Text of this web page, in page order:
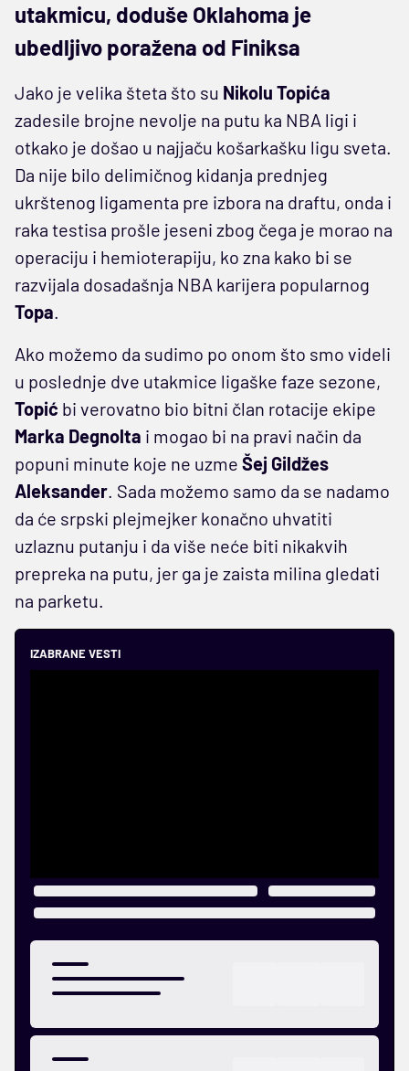
utakmicu, doduše Oklahoma je
ubedljivo poražena od Finiksa
Jako je velika šteta što su Nikolu Topića
zadesile brojne nevolje na putu ka NBA ligi i
otkako je došao u najjaču košarkašku ligu sveta.
Da nije bilo delimičnog kidanja prednjeg
ukrštenog ligamenta pre izbora na draftu, onda i
raka testisa prošle jeseni zbog čega je morao na
operaciju i hemioterapiju, ko zna kako bi se
razvijala dosadašnja NBA karijera popularnog
Topa.
Ako možemo da sudimo po onom što smo videli
u poslednje dve utakmice ligaške faze sezone,
Topić bi verovatno bio bitni član rotacije ekipe
Marka Degnolta i mogao bi na pravi način da
popuni minute koje ne uzme Šej Gildžes
Aleksander. Sada možemo samo da se nadamo
da će srpski plejmejker konačno uhvatiti
uzlaznu putanju i da više neće biti nikakvih
prepreka na putu, jer ga je zaista milina gledati
na parketu.
IZABRANE VESTI